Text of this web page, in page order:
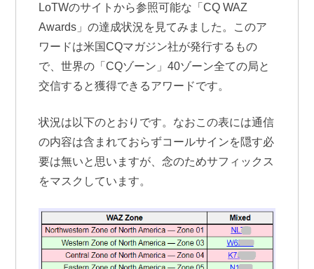
LoTWのサイトから参照可能な「CQ WAZ
Awards」の達成状況を見てみました。このア
ワードは米国CQマガジン社が発行するもの
で、世界の「CQゾーン」40ゾーン全ての局と
交信すると獲得できるアワードです。
状況は以下のとおりです。なおこの表には通信
の内容は含まれておらずコールサインを隠す必
要は無いと思いますが、念のためサフィックス
をマスクしています。